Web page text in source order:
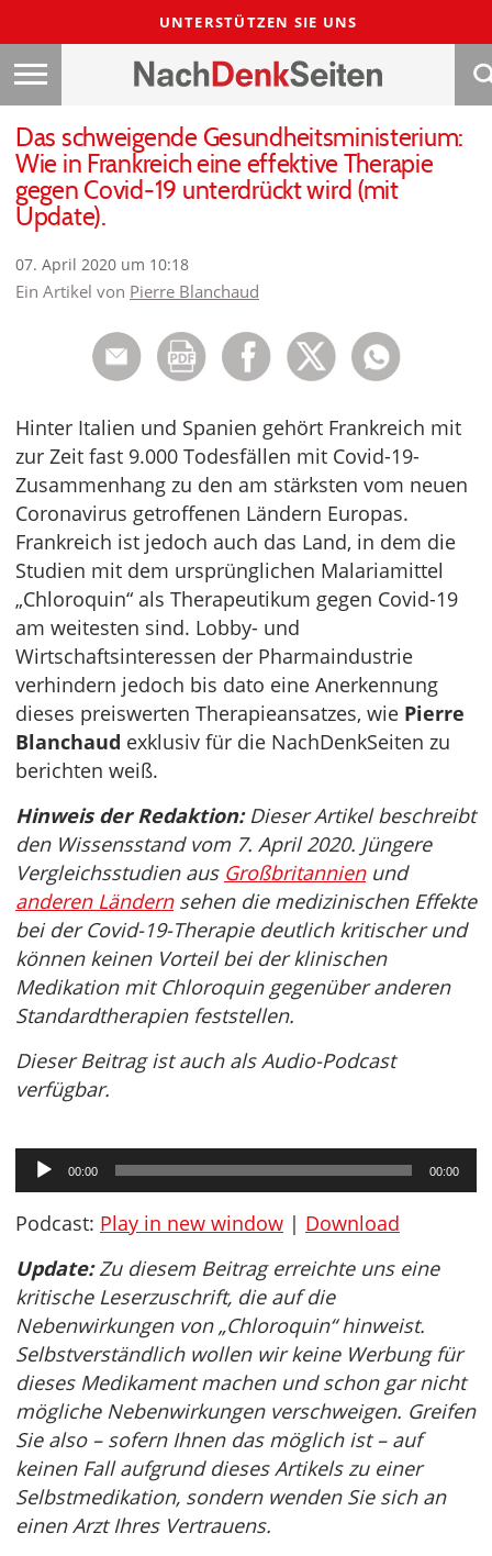
UNTERSTÜTZEN SIE UNS
Das schweigende Gesundheitsministerium:
Wie in Frankreich eine effektive Therapie
gegen Covid-19 unterdrückt wird (mit
Update).
07. April 2020 um 10:18
Ein Artikel von Pierre Blanchaud
Hinter Italien und Spanien gehört Frankreich mit
zur Zeit fast 9.000 Todesfällen mit Covid-19-
Zusammenhang zu den am stärksten vom neuen
Coronavirus getroffenen Ländern Europas.
Frankreich ist jedoch auch das Land, in dem die
Studien mit dem ursprünglichen Malariamittel
„Chloroquin“ als Therapeutikum gegen Covid-19
am weitesten sind. Lobby- und
Wirtschaftsinteressen der Pharmaindustrie
verhindern jedoch bis dato eine Anerkennung
dieses preiswerten Therapieansatzes, wie Pierre
Blanchaud exklusiv für die NachDenkSeiten zu
berichten weiß.
Hinweis der Redaktion:Dieser Artikel beschreibt
den Wissensstand vom 7. April 2020. Jüngere
Vergleichsstudien aus Großbritannienund
anderen Ländernsehen die medizinischen Effekte
bei der Covid-19-Therapie deutlich kritischer und
können keinen Vorteil bei der klinischen
Medikation mit Chloroquin gegenüber anderen
Standardtherapien feststellen.
Dieser Beitrag ist auch als Audio-Podcast
verfügbar.
Audio-
Player
00:00 00:00
Podcast: Play in new window | Download
Update:Zu diesem Beitrag erreichte uns eine
kritische Leserzuschrift, die auf die
Nebenwirkungen von „Chloroquin“ hinweist.
Selbstverständlich wollen wir keine Werbung für
dieses Medikament machen und schon gar nicht
mögliche Nebenwirkungen verschweigen. Greifen
Sie also – sofern Ihnen das möglich ist – auf
keinen Fall aufgrund dieses Artikels zu einer
Selbstmedikation, sondern wenden Sie sich an
einen Arzt Ihres Vertrauens.